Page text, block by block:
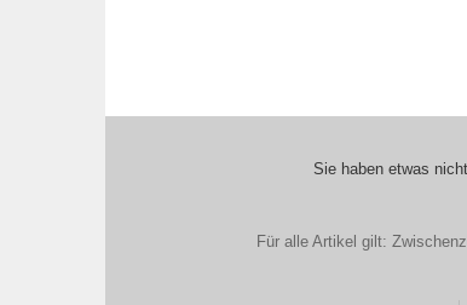
Sie haben etwas
Für alle Artikel gilt: